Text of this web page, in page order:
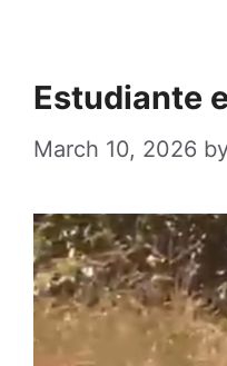
Estudiante
March 10, 2026